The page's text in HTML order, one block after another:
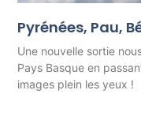
Pyrénées, Pau,
Une nouvelle sortie
Pays Basque en
images plein les yeux !